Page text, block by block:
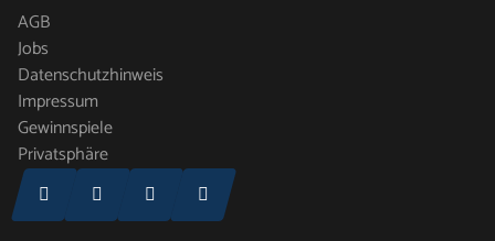
AGB
Jobs
Datenschutzhinweis
Impressum
Gewinnspiele
Privatsphäre